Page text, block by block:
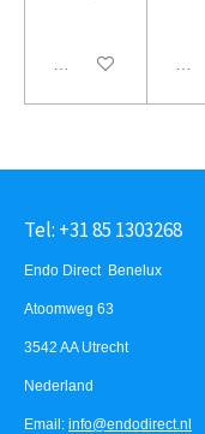
In winkelwagen In
Tel: +31 85 1303268
Endo Direct Benelux
Atoomweg 63
3542 AA Utrecht
Nederland
Email: info@endodirect.nl